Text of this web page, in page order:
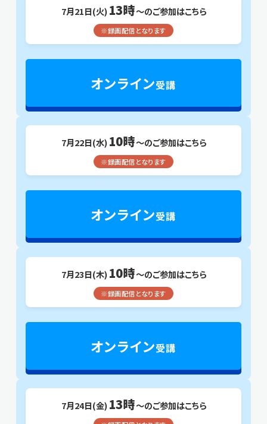
7月21日(火) 13時～のご参加はこちら
※録画配信となります
オンライン受講
7月22日(水) 10時～のご参加はこちら
※録画配信となります
オンライン受講
7月23日(木) 10時～のご参加はこちら
※録画配信となります
オンライン受講
7月24日(金) 13時～のご参加はこちら